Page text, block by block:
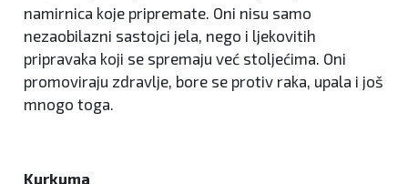
namirnica koje pripremate. Oni nisu samo
nezaobilazni sastojci jela, nego i ljekovitih
pripravaka koji se spremaju već stoljećima. Oni
promoviraju zdravlje, bore se protiv raka, upala i još
mnogo toga.
Kurkuma